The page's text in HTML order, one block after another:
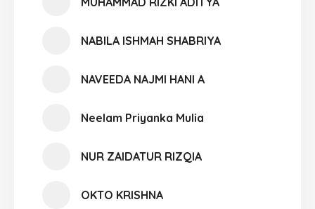
NABILA ISHMAH SHABRIYA
NAVEEDA NAJMI HANI A
Neelam Priyanka Mulia
NUR ZAIDATUR RIZQIA
OKTO KRISHNA